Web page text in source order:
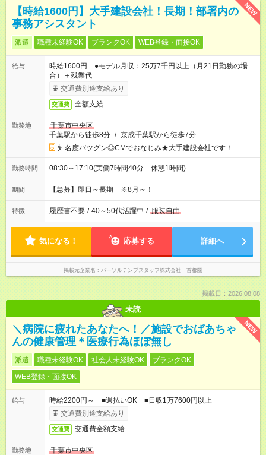
NEW
【時給1600円】大手建設会社！長期！部署内の
事務アシスタント
派遣 職種未経験OK ブランクOK WEB登録・面接OK
給与
時給1600円 ●モデル月収：25万7千円以上（月21日勤務の場
合）＋残業代
交通費別途支給あり
交通費 全額支給
勤務地
千葉市中央区
千葉駅から徒歩8分 / 京成千葉駅から徒歩7分
知名度バツグン◎CMでおなじみ★大手建設会社です！
勤務時間 08:30～17:10(実働7時間40分 休憩1時間)
期間 【急募】即日～長期 ※8月～！
特徴 履歴書不要 / 40～50代活躍中 / 服装自由
気になる！ 応募する 詳細へ
掲載元企業名 パーソルテンプスタッフ株式会社 首都圏
掲載日：2026.08.08
未読
NEW
＼病院に疲れたあなたへ！／施設でおばあちゃ
んの健康管理＊医療行為ほぼ無し
派遣 職種未経験OK 社会人未経験OK
ブランクOK
WEB登録・面接OK
給与
時給2200円～ ■週払いOK ■日収1万7600円以上
交通費別途支給あり
交通費 交通費全額支給
勤務地
千葉市中央区